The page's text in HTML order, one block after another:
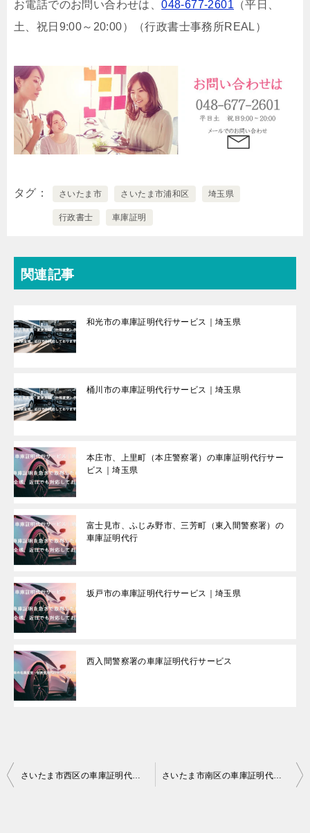
お電話でのお問い合わせは、048-677-2601 （平日、
土、祝日9:00～20:00）
（行政書士事務所REAL）
タグ さいたま市 さいたま市浦和区 埼玉県
行政書士 車庫証明
関連記事
和光市の車庫証明代行サービス｜埼玉県
桶川市の車庫証明代行サービス｜埼玉県
本庄市、上里町（本庄警察署）の車庫証明代行サー
ビス｜埼玉県
富士見市、ふじみ野市、三芳町（東入間警察署）の
車庫証明代行
坂戸市の車庫証明代行サービス｜埼玉県
西入間警察署の車庫証明代行サービス
投